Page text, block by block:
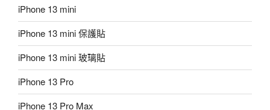
iPhone 13 mini
iPhone 13 mini 保護貼
iPhone 13 mini 玻璃貼
iPhone 13 Pro
iPhone 13 Pro Max